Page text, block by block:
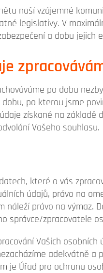
naší vzájemné
legislativy. V
a dobu jejich
po dobu
po kterou jsme
získané na základě
Vašeho souhlasu.
které o vás
údajů, právo na
právo na výmaz.
správce/zpracovatele
Vašich
adekvátně a
je Úřad pro ochranu